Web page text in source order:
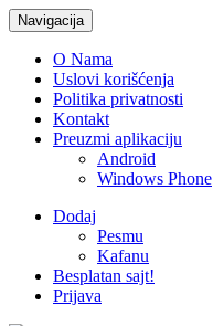
Navigacija
O Nama
Uslovi korišćenja
Politika privatnosti
Kontakt
Preuzmi aplikaciju
Android
Windows Phone
Dodaj
Pesmu
Kafanu
Besplatan sajt!
Prijava